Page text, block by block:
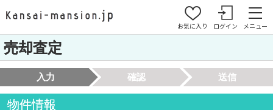
お気に入り ログイン メニュー
売却査定
入力 確認 送信
物件情報